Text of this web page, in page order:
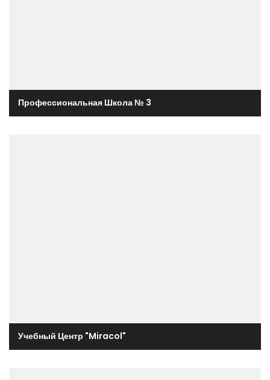
Профессиональная Школа № 3
Учебный Центр "Miracol"